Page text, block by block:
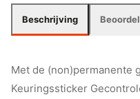
Beschrijving
Met de (non)permanente
Keuringssticker